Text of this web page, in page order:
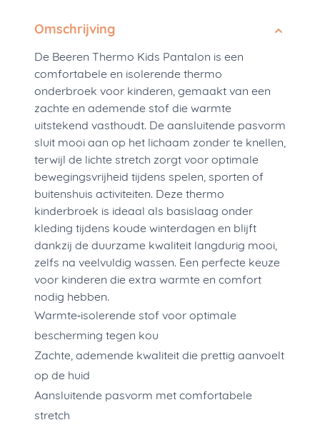
Omschrijving
De Beeren Thermo Kids Pantalon is een
comfortabele en isolerende thermo
onderbroek voor kinderen, gemaakt van een
zachte en ademende stof die warmte
uitstekend vasthoudt. De aansluitende pasvorm
sluit mooi aan op het lichaam zonder te knellen,
terwijl de lichte stretch zorgt voor optimale
bewegingsvrijheid tijdens spelen, sporten of
buitenshuis activiteiten. Deze thermo
kinderbroek is ideaal als basislaag onder
kleding tijdens koude winterdagen en blijft
dankzij de duurzame kwaliteit langdurig mooi,
zelfs na veelvuldig wassen. Een perfecte keuze
voor kinderen die extra warmte en comfort
nodig hebben.
Warmte‑isolerende stof voor optimale
bescherming tegen kou
Zachte, ademende kwaliteit die prettig aanvoelt
op de huid
Aansluitende pasvorm met comfortabele
stretch